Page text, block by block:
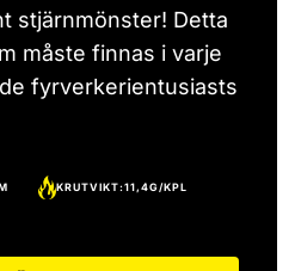
stjärnmönster! Detta
måste finnas i varje
fyrverkerientusiasts
KRUTVIKT:11,4G/KPL